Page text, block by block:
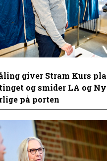
giver Stram Kurs
og smider LA og
på porten